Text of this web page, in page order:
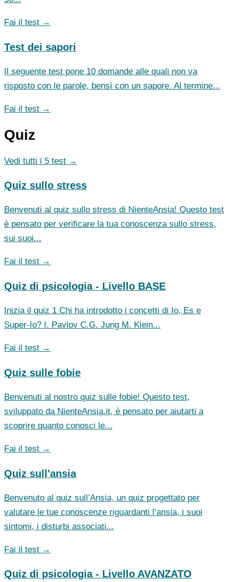
Fai il test →
Test dei sapori
Il seguente test pone 10 domande alle quali non va
risposto con le parole, bensì con un sapore. Al termine...
Fai il test →
Quiz
Vedi tutti i 5 test →
Quiz sullo stress
Benvenuti al quiz sullo stress di NienteAnsia! Questo test
è pensato per verificare la tua conoscenza sullo stress,
sui suoi...
Fai il test →
Quiz di psicologia - Livello BASE
Inizia il quiz 1 Chi ha introdotto i concetti di Io, Es e
Super-Io? I. Pavlov C.G. Jung M. Klein...
Fai il test →
Quiz sulle fobie
Benvenuti al nostro quiz sulle fobie! Questo test,
sviluppato da NienteAnsia.it, è pensato per aiutarti a
scoprire quanto conosci le...
Fai il test →
Quiz sull'ansia
Benvenuto al quiz sull’Ansia, un quiz progettato per
valutare le tue conoscenze riguardanti l’ansia, i suoi
sintomi, i disturbi associati...
Fai il test →
Quiz di psicologia - Livello AVANZATO